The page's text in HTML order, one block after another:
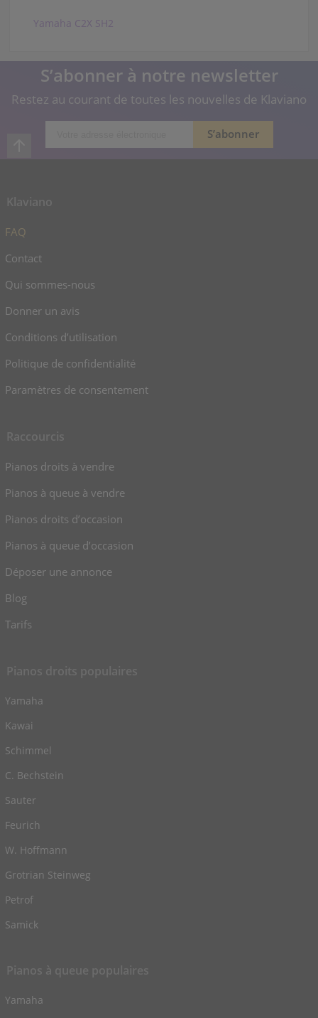
Yamaha C2X SH2
S’abonner à notre newsletter
Restez au courant de toutes les nouvelles de Klaviano
FAQ
Contact
Qui sommes-nous
Donner un avis
Conditions d’utilisation
Politique de confidentialité
Paramètres de consentement
Pianos droits à vendre
Pianos à queue à vendre
Pianos droits d’occasion
Pianos à queue d’occasion
Déposer une annonce
Blog
Tarifs
Yamaha
Kawai
Schimmel
C. Bechstein
Sauter
Feurich
W. Hoffmann
Grotrian Steinweg
Petrof
Samick
Yamaha